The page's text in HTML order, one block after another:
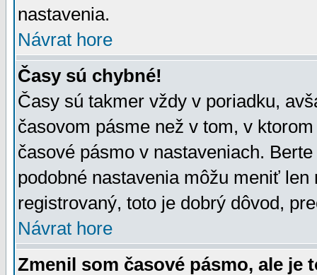
nastavenia.
Návrat hore
Časy sú chybné!
Časy sú takmer vždy v poriadku,
časovom pásme než v tom, v
časové pásmo v nastaveniach.
podobné nastavenia môžu meniť
registrovaný, toto je dobrý dôvod,
Návrat hore
Zmenil som časové pásmo, ale je